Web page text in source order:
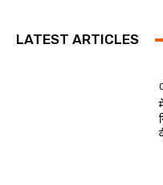
LATEST ARTICLES